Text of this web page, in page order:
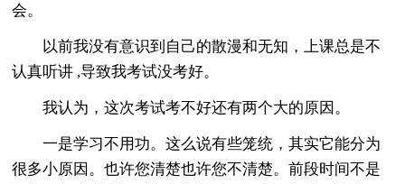
会。
以前我没有意识到自己的散漫和无知，上课总是不
认真听讲 ,导致我考试没考好。
我认为，这次考试考不好还有两个大的原因。
一是学习不用功。这么说有些笼统，其实它能分为
很多小原因。也许您清楚也许您不清楚。前段时间不是